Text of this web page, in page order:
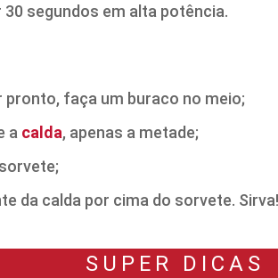
segundos em alta potência.
pronto, faça um buraco no meio;
a calda, apenas a metade;
da calda por cima do sorvete. Sirva!
SUPER DICAS